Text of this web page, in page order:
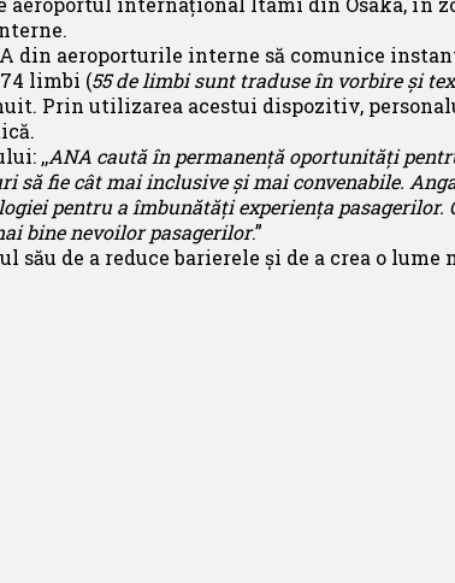
din aeroporturile interne să comunice
limbi (55 de limbi sunt traduse în vorbire și
Prin utilizarea acestui dispozitiv,
,,ANA caută în permanență oportunități
să fie cât mai inclusive și mai convenabile.
pentru a îmbunătăți experiența pasagerilor.
bine nevoilor pasagerilor.”
de a reduce barierele și de a crea o lume